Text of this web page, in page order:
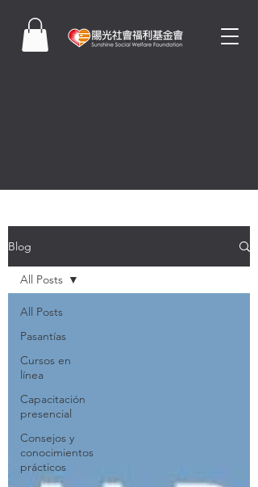
Blog
All Posts
Pasantías
Cursos en
línea
Capacitación
presencial
Consejos y
conocimientos
prácticos
All Posts